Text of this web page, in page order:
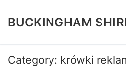
content
BUCKINGHAM
Search for:
Category: krówki